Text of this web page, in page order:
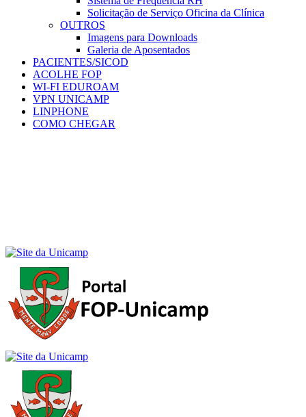
Solicitação de Serviço Oficina da Clínica
OUTROS
Imagens para Downloads
Galeria de Aposentados
PACIENTES/SICOD
ACOLHE FOP
WI-FI EDUROAM
VPN UNICAMP
LINPHONE
COMO CHEGAR